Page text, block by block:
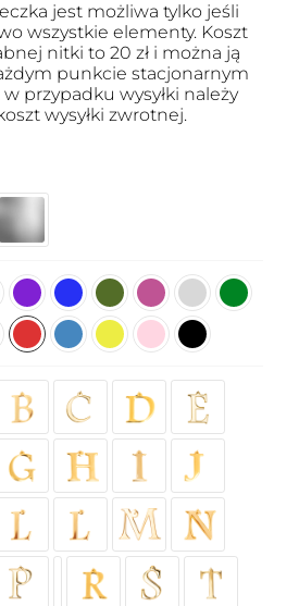
jest możliwa tylko jeśli
wszystkie elementy. Koszt
nitki to 20 zł i można ją
punkcie stacjonarnym
w przypadku wysyłki należy
wysyłki zwrotnej.